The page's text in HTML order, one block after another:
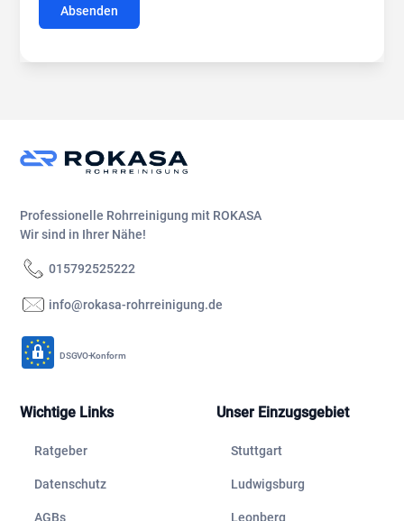
Professionelle Rohrreinigung mit ROKASA
Wir sind in Ihrer Nähe!
015792525222
info@rokasa-rohrreinigung.de
DSGVO-Konform
Wichtige Links
Ratgeber
Datenschutz
AGBs
Unser Einzugsgebiet
Stuttgart
Ludwigsburg
Leonberg